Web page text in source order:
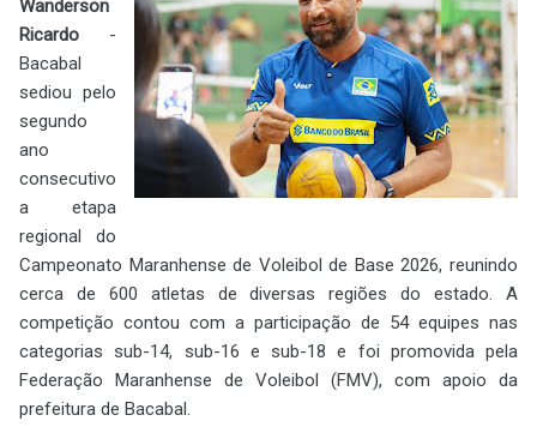
Wanderson
Ricardo -
Bacabal
sediou pelo
segundo
ano
consecutivo
a etapa
regional do
Campeonato Maranhense de Voleibol de Base 2026, reunindo
cerca de 600 atletas de diversas regiões do estado. A
competição contou com a participação de 54 equipes nas
categorias sub-14, sub-16 e sub-18 e foi promovida pela
Federação Maranhense de Voleibol (FMV), com apoio da
prefeitura de Bacabal.